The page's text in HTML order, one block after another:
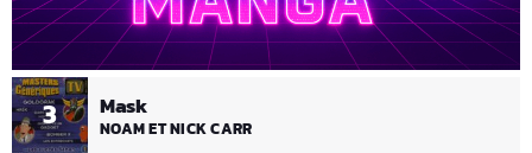
3 Mask
NOAM ET NICK CARR